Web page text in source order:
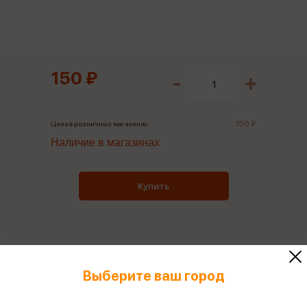
150 ₽
Цена в розничных магазинах: 150 ₽
Наличие в магазинах
Купить
Выберите ваш город